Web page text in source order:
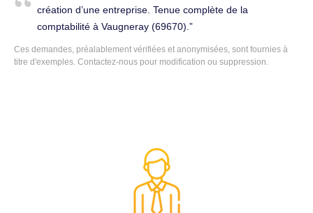
création d’une entreprise. Tenue complète de la
comptabilité à Vaugneray (69670).
Ces demandes, préalablement vérifiées et anonymisées, sont fournies à
titre d'exemples. Contactez-nous pour modification ou suppression.